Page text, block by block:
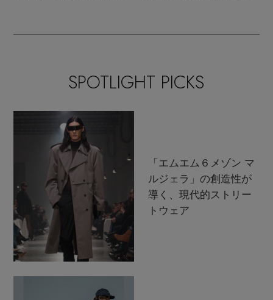
SPOTLIGHT PICKS
「エムエム６メゾン マ
ルジェラ」の創造性が
導く、現代的ストリー
トウェア